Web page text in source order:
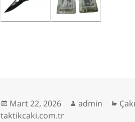
Yayın
tarihi
Mart 22, 2026 Yazar
admin
taktikcaki.com.tr